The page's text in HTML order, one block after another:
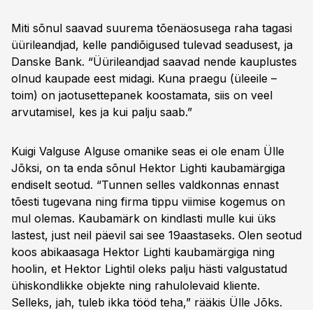
Miti sõnul saavad suurema tõenäosusega raha tagasi
üürileandjad, kelle pandiõigused tulevad seadusest, ja
Danske Bank. “Üürileandjad saavad nende kauplustes
olnud kaupade eest midagi. Kuna praegu (üleeile –
toim) on jaotusettepanek koostamata, siis on veel
arvutamisel, kes ja kui palju saab.”
Kuigi Valguse Alguse omanike seas ei ole enam Ülle
Jõksi, on ta enda sõnul Hektor Lighti kaubamärgiga
endiselt seotud. “Tunnen selles valdkonnas ennast
tõesti tugevana ning firma tippu viimise kogemus on
mul olemas. Kaubamärk on kindlasti mulle kui üks
lastest, just neil päevil sai see 19aastaseks. Olen seotud
koos abikaasaga Hektor Lighti kaubamärgiga ning
hoolin, et Hektor Lightil oleks palju hästi valgustatud
ühiskondlikke objekte ning rahulolevaid kliente.
Selleks, jah, tuleb ikka tööd teha,” rääkis Ülle Jõks.